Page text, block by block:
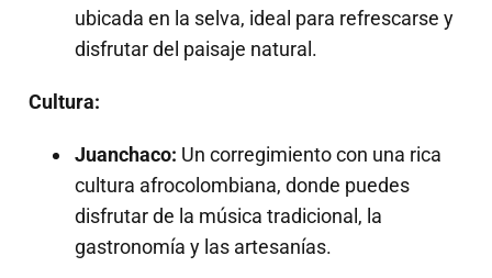
ubicada en la selva, ideal para refrescarse y
disfrutar del paisaje natural.
Cultura:
Juanchaco: Un corregimiento con una rica
cultura afrocolombiana, donde puedes
disfrutar de la música tradicional, la
gastronomía y las artesanías.